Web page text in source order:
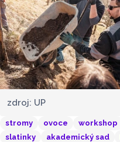
zdroj: UP
stromy ovoce workshop
slatinky
akademický sad